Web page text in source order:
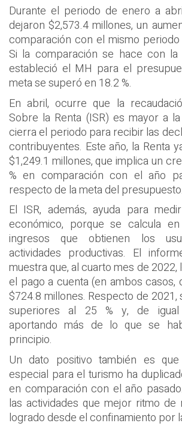
Durante el periodo de enero a
dejaron $2,573.4 millones, un
comparación con el mismo
Si la comparación se hace con
estableció el MH para el
meta se superó en 18.2 %.
En abril, ocurre que la
Sobre la Renta (ISR) es mayor a
cierra el periodo para recibir las
contribuyentes. Este año, la Renta
$1,249.1 millones, que implica un
% en comparación con el año
respecto de la meta del presupuesto.
El ISR, además, ayuda para
económico, porque se calcula
ingresos que obtienen los
actividades productivas. El
muestra que, al cuarto mes de
el pago a cuenta (en ambos casos,
$724.8 millones. Respecto de
superiores al 25 % y, de igual
aportando más de lo que se
principio.
Un dato positivo también es
especial para el turismo ha
en comparación con el año
las actividades que mejor ritmo de
logrado desde el confinamiento por